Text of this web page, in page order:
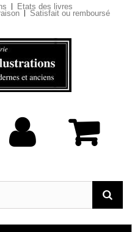
Etats des livres
Satisfait ou remboursé